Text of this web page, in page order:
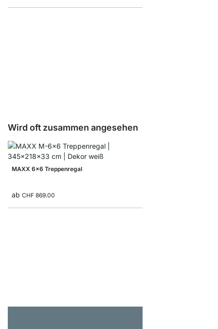
Wird oft zusammen angesehen
MAXX 6x6 Treppenregal
ab CHF 869.00